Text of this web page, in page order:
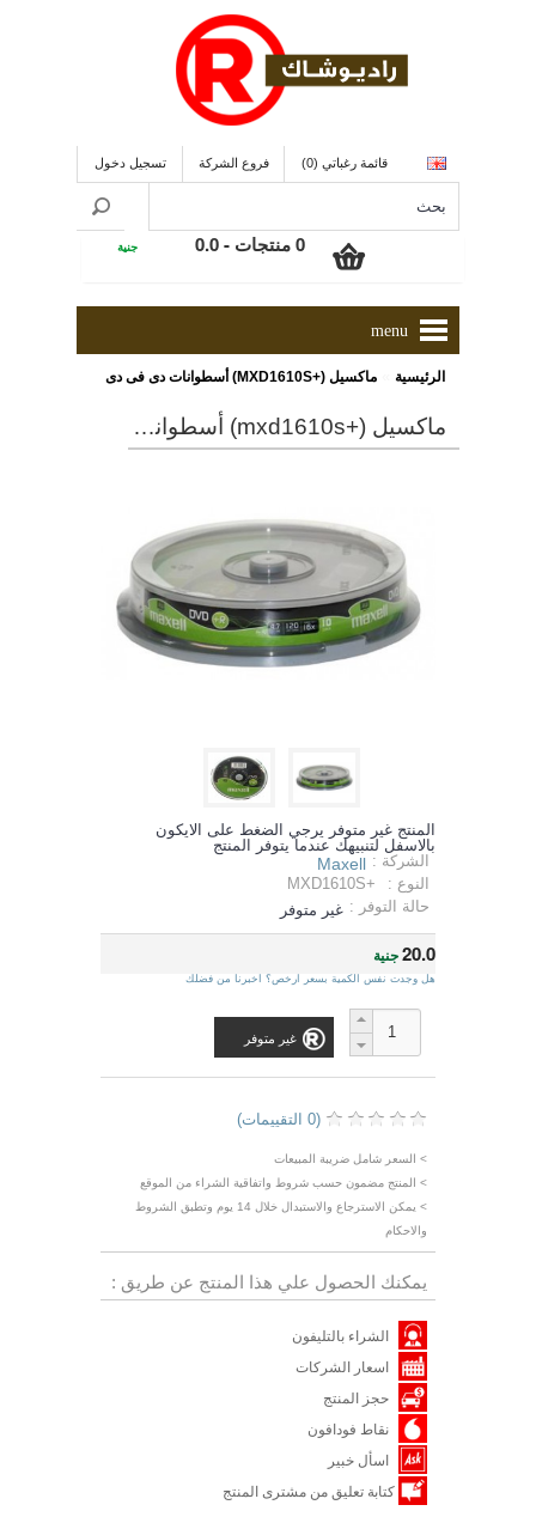
قائمة رغباتي (0) فروع الشركة تسجيل دخول
0 منتجات - 0.0 جنية
menu
الرئيسية ماكسيل (+MXD1610S) أسطوانات دى فى دى
ماكسيل (+mxd1610s) أسطوانات دى فى دى
المنتج غير متوفر يرجي الضغط على الايكون
بالاسفل لتنبيهك عندما يتوفر المنتج
الشركة : Maxell
النوع :
MXD1610S+
حالة التوفر : غير متوفر
20.0جنية
هل وجدت نفس الكمية بسعر ارخص؟ اخبرنا من فضلك
غير متوفر
(0 التقييمات)
> السعر شامل ضريبة المبيعات
> المنتج مضمون حسب شروط واتفاقية الشراء من الموقع
> يمكن الاسترجاع والاستبدال خلال 14 يوم وتطبق الشروط
والاحكام
يمكنك الحصول علي هذا المنتج عن طريق :
الشراء بالتليفون
اسعار الشركات
حجز المنتج
نقاط فودافون
اسأل خبير
كتابة تعليق من مشترى المنتج